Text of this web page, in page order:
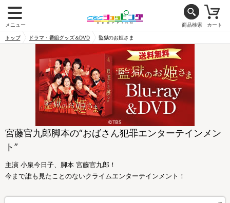
メニュー 商品検索 カート
トップ ドラマ・番組グッズ＆DVD 監獄のお姫さま
宮藤官九郎脚本の“おばさん犯罪エンターテインメン
ト”
主演 小泉今日子、脚本 宮藤官九郎！
今まで誰も見たことのないクライムエンターテインメント！